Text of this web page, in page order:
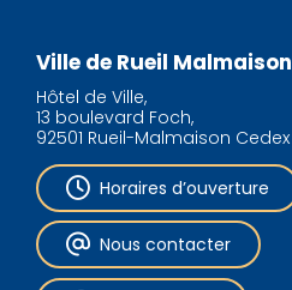
Ville de Rueil Malmaison
Hôtel de Ville,
13 boulevard Foch,
92501 Rueil-Malmaison Cedex
Horaires d’ouverture
Nous contacter